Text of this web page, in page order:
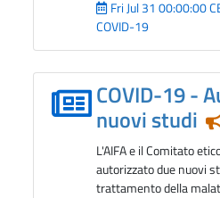
Fri Jul 31 00:00:00
COVID-19
COVID-19 -
nuovi studi
L'AIFA e il Comitato
autorizzato due nuovi
trattamento della